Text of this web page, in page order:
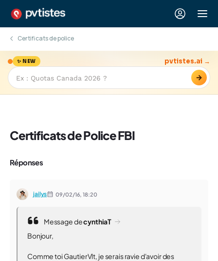
Certificats de police
✨ NEW
→
pvtistes.ai →
Certificats de Police FBI
Réponses
jailys 09/02/16,18:20
Message decynthiaT
Bonjour,
Comme toi GautierVlt, je serais ravie d'avoir des